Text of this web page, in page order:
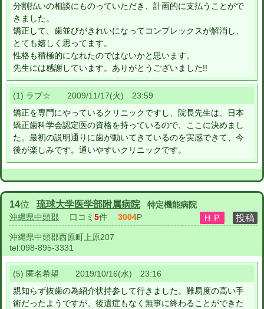
分割払いの相談にものっていただき、計画的に支払うことがで
きました。
矯正して、歯並びがきれいになってコンプレックスが解消し、
とても嬉しく思ってます。
性格も積極的になれたのではないかと思います。
先生には感謝しています。ありがとうございました!!
(1) ラブ☆ 2009/11/17(火) 23:59
矯正を専門にやっているクリニックですし、院長先生は、日本
矯正歯科学会認定医の資格を持っているので、ここに決めまし
た。最初の説明通りに歯が動いてきているのを実感できて、今
後が楽しみです。通いやすいクリニックです。
14位 琉球大学医学部附属病院
特定機能病院
沖縄県中頭郡 口コミ 5件 3004P
沖縄県中頭郡西原町上原207
tel:098-895-3331
(5) 匿名希望 2019/10/16(水) 23:16
親知らず抜歯の為紹介状持参して行きました。難易度の高い手
術だったようですが、後遺症もなく無事に終わることができた